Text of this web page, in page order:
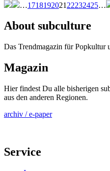
…1718192021 22232425…
About subculture
Das Trendmagazin für Popkultur
Magazin
Hier findest Du alle bisherigen
aus den anderen Regionen.
archiv / e-paper
Service